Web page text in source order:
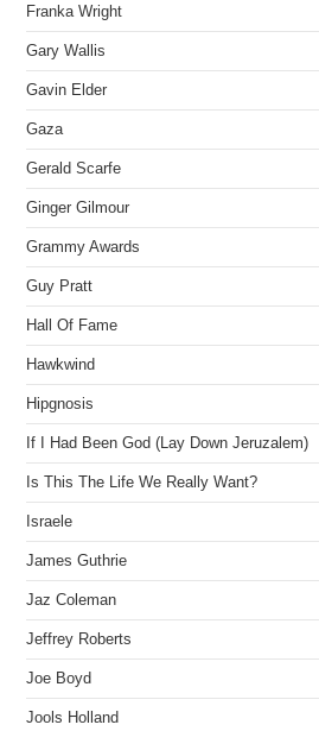
Franka Wright
Gary Wallis
Gavin Elder
Gaza
Gerald Scarfe
Ginger Gilmour
Grammy Awards
Guy Pratt
Hall Of Fame
Hawkwind
Hipgnosis
If I Had Been God (Lay Down Jeruzalem)
Is This The Life We Really Want?
Israele
James Guthrie
Jaz Coleman
Jeffrey Roberts
Joe Boyd
Jools Holland